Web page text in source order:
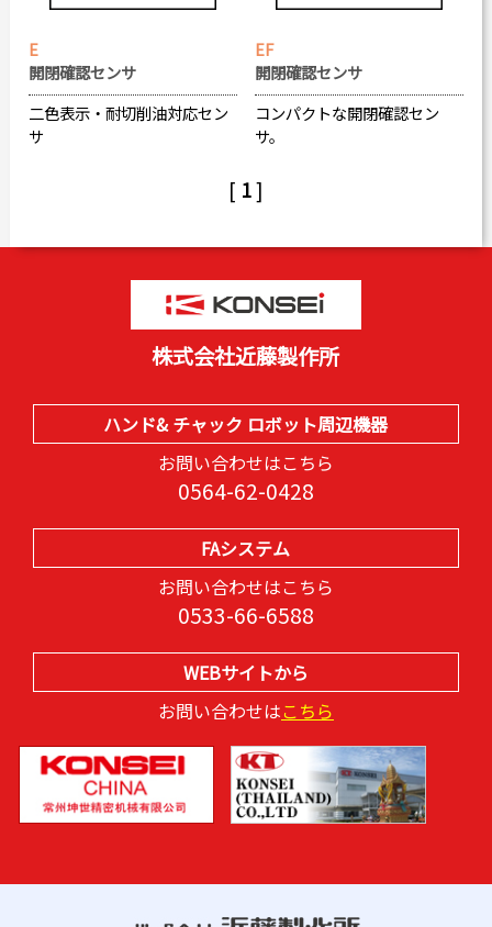
E
開閉確認センサ
二色表示・耐切削油対応セン
サ
EF
開閉確認センサ
コンパクトな開閉確認セン
サ。
[ 1]
株式会社近藤製作所
ハンド& チャック ロボット周辺機器
お問い合わせはこちら
0564-62-0428
FAシステム
お問い合わせはこちら
0533-66-6588
WEBサイトから
お問い合わせはこちら